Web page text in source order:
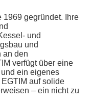
1969 gegründet. Ihre
und
und
an den
verfügt über eine
ein eigenes
auf solide
– ein nicht zu